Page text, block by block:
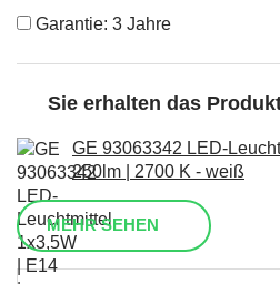
Garantie: 3 Jahre
Sie erhalten das
GE 93063342 LED-
250lm | 2700 K - weiß
MEHR SEHEN